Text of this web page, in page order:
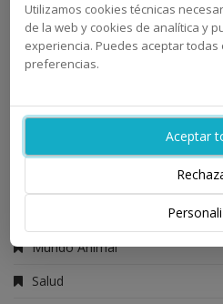
Actualidad
Deporte
Mundo Animal
Salud
Utilizamos cookies técnicas
de la web y cookies de analítica y
experiencia. Puedes aceptar
preferencias.
Aceptar